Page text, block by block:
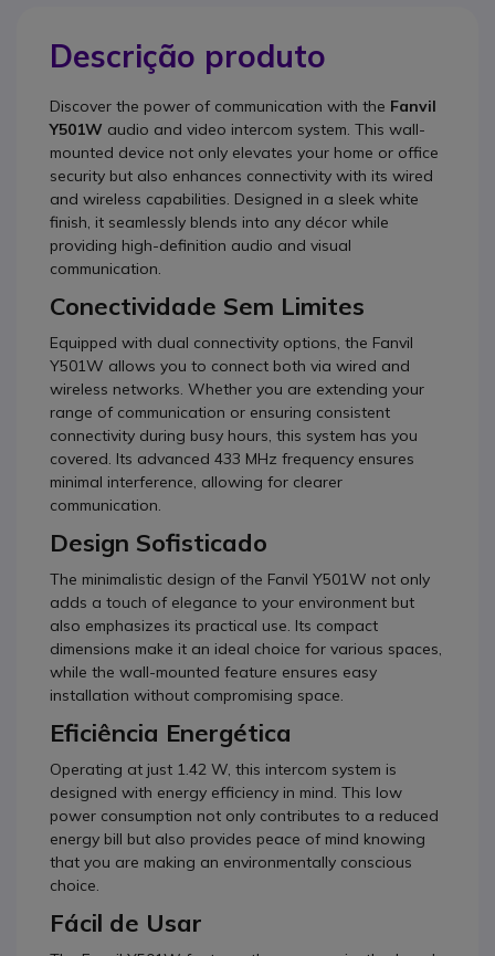
Descrição produto
Discover the power of communication with the Fanvil
Y501W audio and video intercom system. This wall-
mounted device not only elevates your home or office
security but also enhances connectivity with its wired
and wireless capabilities. Designed in a sleek white
finish, it seamlessly blends into any décor while
providing high-definition audio and visual
communication.
Conectividade Sem Limites
Equipped with dual connectivity options, the Fanvil
Y501W allows you to connect both via wired and
wireless networks. Whether you are extending your
range of communication or ensuring consistent
connectivity during busy hours, this system has you
covered. Its advanced 433 MHz frequency ensures
minimal interference, allowing for clearer
communication.
Design Sofisticado
The minimalistic design of the Fanvil Y501W not only
adds a touch of elegance to your environment but
also emphasizes its practical use. Its compact
dimensions make it an ideal choice for various spaces,
while the wall-mounted feature ensures easy
installation without compromising space.
Eficiência Energética
Operating at just 1.42 W, this intercom system is
designed with energy efficiency in mind. This low
power consumption not only contributes to a reduced
energy bill but also provides peace of mind knowing
that you are making an environmentally conscious
choice.
Fácil de Usar